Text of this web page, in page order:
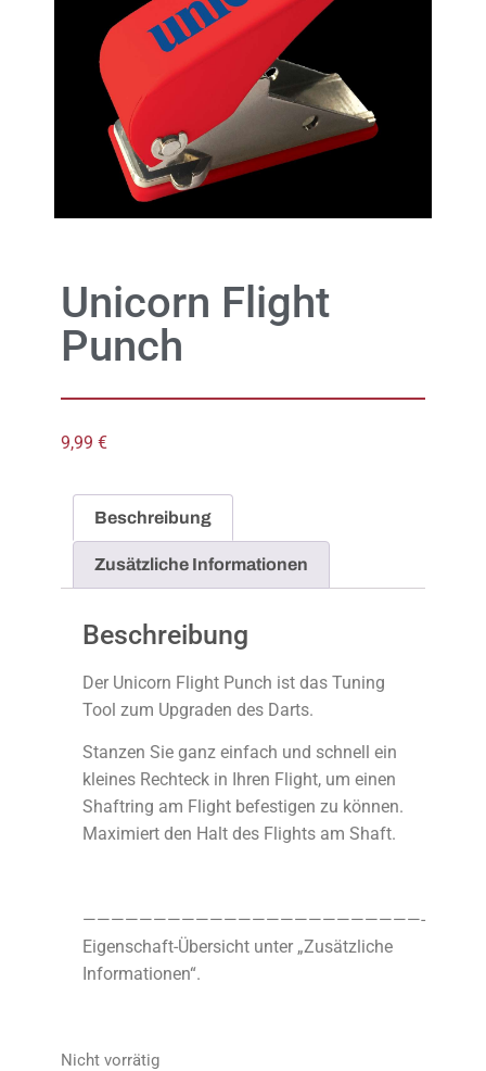
Unicorn Flight
Punch
9,99 €
Beschreibung
Zusätzliche Informationen
Beschreibung
Der Unicorn Flight Punch ist das Tuning
Tool zum Upgraden des Darts.
Stanzen Sie ganz einfach und schnell ein
kleines Rechteck in Ihren Flight, um einen
Shaftring am Flight befestigen zu können.
Maximiert den Halt des Flights am Shaft.
————————————————————————-
Eigenschaft-Übersicht unter „Zusätzliche
Informationen“.
Nicht vorrätig